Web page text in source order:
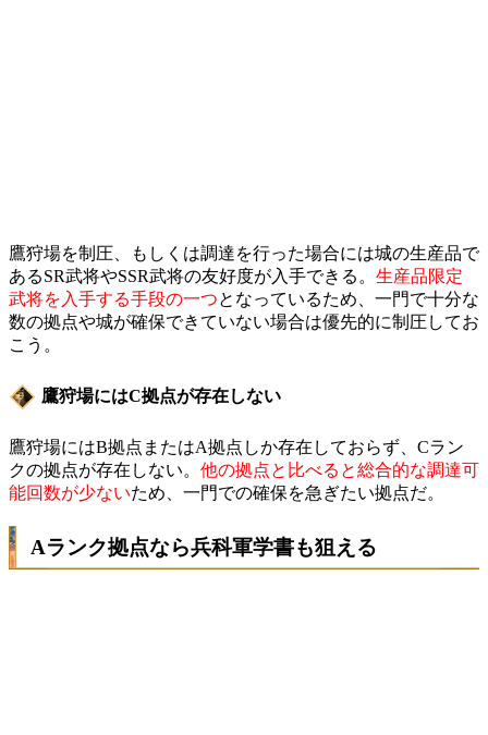
鷹狩場を制圧、もしくは調達を行った場合には城の生産品で
あるSR武将やSSR武将の友好度が入手できる。 生産品限定
武将を入手する手段の一つとなっているため、一門で十分な
数の拠点や城が確保できていない場合は優先的に制圧してお
こう。
鷹狩場にはC拠点が存在しない
鷹狩場にはB拠点またはA拠点しか存在しておらず、Cラン
クの拠点が存在しない。 他の拠点と比べると総合的な調達可
能回数が少ないため、一門での確保を急ぎたい拠点だ。
Aランク拠点なら兵科軍学書も狙える